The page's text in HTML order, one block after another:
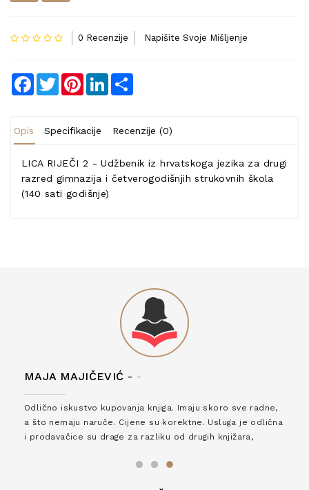
0 Recenzije Napišite Svoje Mišljenje
Facebook
TwitterPinterestLinkedIn
Opis Specifikacije Recenzije (0)
LICA RIJEČI 2 - Udžbenik iz hrvatskoga jezika za drugi
razred gimnazija i četverogodišnjih strukovnih škola
(140 sati godišnje)
MAJA MAJIČEVIĆ - -
Odlično iskustvo kupovanja knjiga. Imaju skoro sve radne,
a što nemaju naruče. Cijene su korektne. Usluga je odlična
i prodavačice su drage za razliku od drugih knjižara,